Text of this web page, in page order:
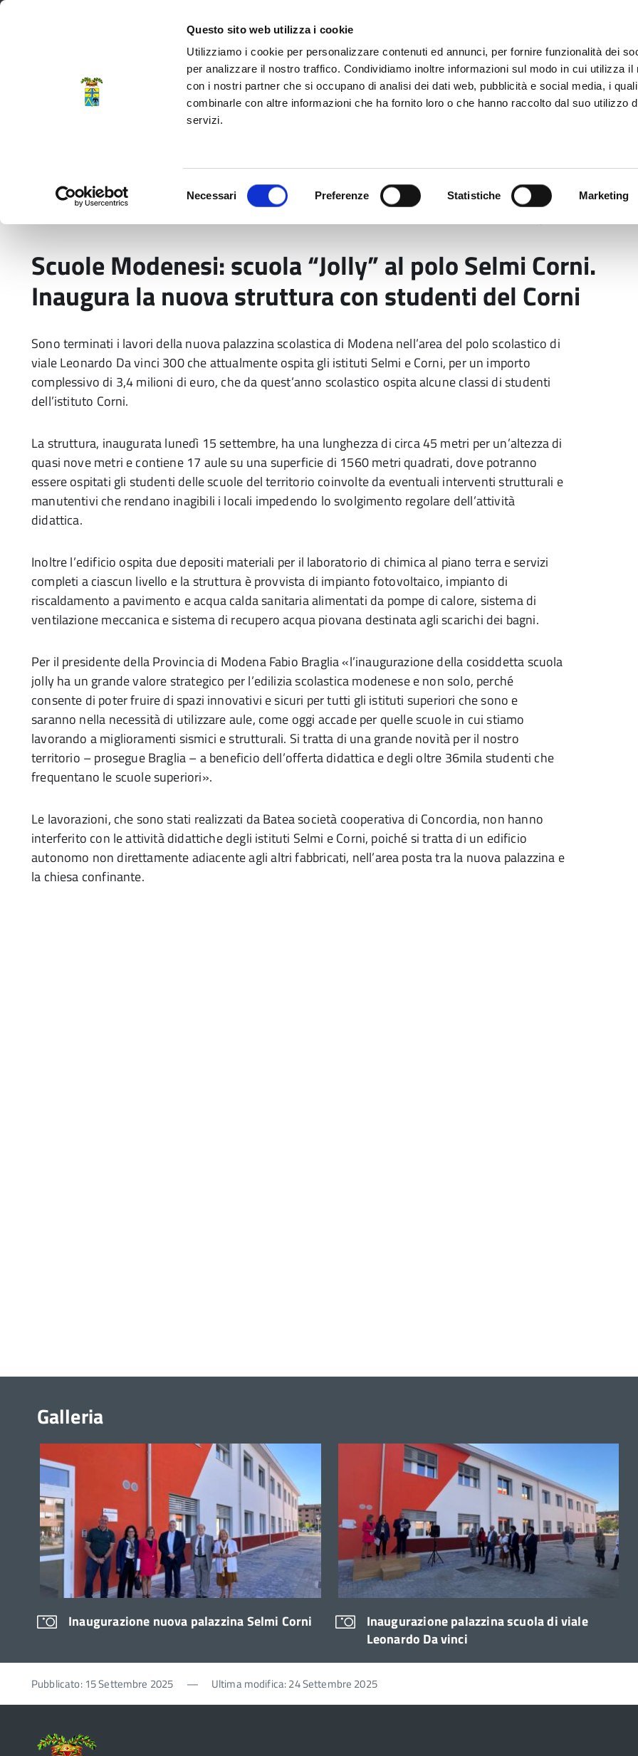
Questo sito web utilizza i cookie
Utilizziamo i cookie per personalizzare contenuti ed annunci, per fornire funzionalità dei
per analizzare il nostro traffico. Condividiamo inoltre informazioni sul modo in cui utilizza il
con i nostri partner che si occupano di analisi dei dati web, pubblicità e social media, i
combinarle con altre informazioni che ha fornito loro o che hanno raccolto dal suo utilizzo
servizi.
Necessari Preferenze Statistiche Marketing
Provincia di Modena
Scuole Modenesi: scuola “Jolly” al polo Selmi Corni.
Inaugura la nuova struttura con studenti del Corni
Sono terminati i lavori della nuova palazzina scolastica di Modena nell’area del polo scolastico di
viale Leonardo Da vinci 300 che attualmente ospita gli istituti Selmi e Corni, per un importo
complessivo di 3,4 milioni di euro, che da quest’anno scolastico ospita alcune classi di studenti
dell’istituto Corni.
La struttura, inaugurata lunedì 15 settembre, ha una lunghezza di circa 45 metri per un’altezza di
quasi nove metri e contiene 17 aule su una superficie di 1560 metri quadrati, dove potranno
essere ospitati gli studenti delle scuole del territorio coinvolte da eventuali interventi strutturali e
manutentivi che rendano inagibili i locali impedendo lo svolgimento regolare dell’attività
didattica.
Inoltre l’edificio ospita due depositi materiali per il laboratorio di chimica al piano terra e servizi
completi a ciascun livello e la struttura è provvista di impianto fotovoltaico, impianto di
riscaldamento a pavimento e acqua calda sanitaria alimentati da pompe di calore, sistema di
ventilazione meccanica e sistema di recupero acqua piovana destinata agli scarichi dei bagni.
Per il presidente della Provincia di Modena Fabio Braglia «l’inaugurazione della cosiddetta scuola
jolly ha un grande valore strategico per l’edilizia scolastica modenese e non solo, perché
consente di poter fruire di spazi innovativi e sicuri per tutti gli istituti superiori che sono e
saranno nella necessità di utilizzare aule, come oggi accade per quelle scuole in cui stiamo
lavorando a miglioramenti sismici e strutturali. Si tratta di una grande novità per il nostro
territorio – prosegue Braglia – a beneficio dell’offerta didattica e degli oltre 36mila studenti che
frequentano le scuole superiori».
Le lavorazioni, che sono stati realizzati da Batea società cooperativa di Concordia, non hanno
interferito con le attività didattiche degli istituti Selmi e Corni, poiché si tratta di un edificio
autonomo non direttamente adiacente agli altri fabbricati, nell’area posta tra la nuova palazzina e
la chiesa confinante.
Galleria
Inaugurazione nuova palazzina Selmi Corni
Inaugurazione palazzina scuola di viale
Leonardo Da vinci
Pubblicato: 15 Settembre 2025 — Ultima modifica: 24 Settembre 2025